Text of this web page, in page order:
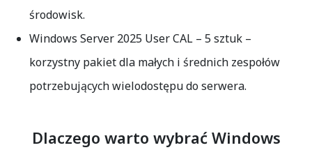
środowisk.
Windows Server 2025 User CAL – 5 sztuk–
korzystny pakiet dla małych i średnich zespołów
potrzebujących wielodostępu do serwera.
Dlaczego warto wybrać Windows